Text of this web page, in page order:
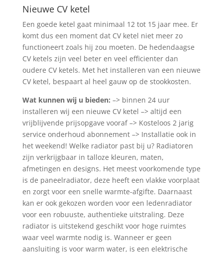
Nieuwe CV ketel
Een goede ketel gaat minimaal 12 tot 15 jaar mee. Er
komt dus een moment dat CV ketel niet meer zo
functioneert zoals hij zou moeten. De hedendaagse
CV ketels zijn veel beter en veel efficienter dan
oudere CV ketels. Met het installeren van een nieuwe
CV ketel, bespaart al heel gauw op de stookkosten.
Wat kunnen wij u bieden: –> binnen 24 uur
installeren wij een nieuwe CV ketel –> altijd een
vrijblijvende prijsopgave vooraf –> Kosteloos 2 jarig
service onderhoud abonnement –> Installatie ook in
het weekend! Welke radiator past bij u? Radiatoren
zijn verkrijgbaar in talloze kleuren, maten,
afmetingen en designs. Het meest voorkomende type
is de paneelradiator, deze heeft een vlakke voorplaat
en zorgt voor een snelle warmte-afgifte. Daarnaast
kan er ook gekozen worden voor een ledenradiator
voor een robuuste, authentieke uitstraling. Deze
radiator is uitstekend geschikt voor hoge ruimtes
waar veel warmte nodig is. Wanneer er geen
aansluiting is voor warm water, is een elektrische